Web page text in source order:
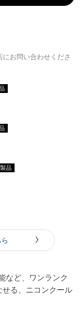
お問い合わせくださ
製品
など、ワンランク
せる、ニコンクール